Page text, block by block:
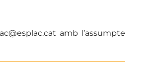
amb l’assumpte